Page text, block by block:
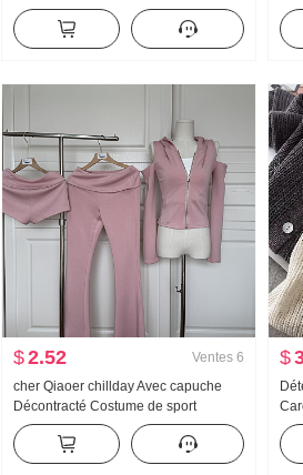
Colle Bande Corset À l'intérieur
Ceinture Poitrine Pad Amincissant
Gilet pour les femmes
$2.52 Ventes 6
cher Qiaoer chillday Avec capuche
Décontracté Costume de sport
Femme Printemps Épaules dénudées
Manteau Pantalon évasé Ensemble
trois pièces
$